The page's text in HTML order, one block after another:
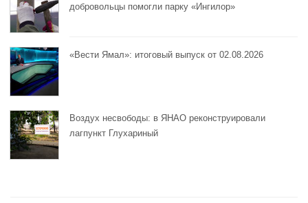
добровольцы помогли парку «Ингилор»
«Вести Ямал»: итоговый выпуск от 02.08.2026
Воздух несвободы: в ЯНАО реконструировали
лагпункт Глухариный